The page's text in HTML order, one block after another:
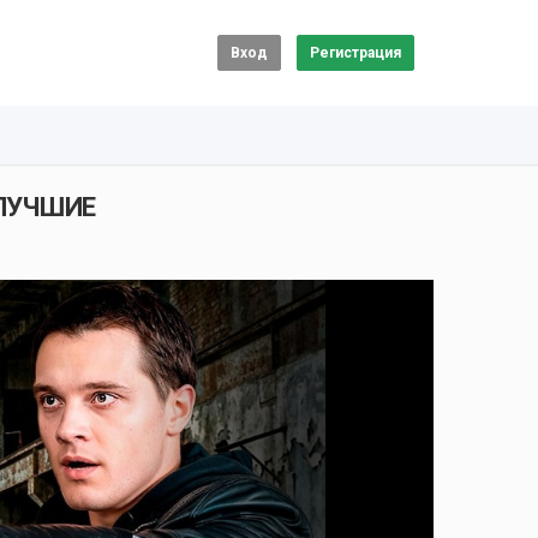
Вход Регистрация